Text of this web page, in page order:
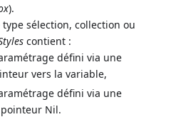
).
sélection, collection ou
contient :
défini via une
vers la variable,
défini via une
Nil.